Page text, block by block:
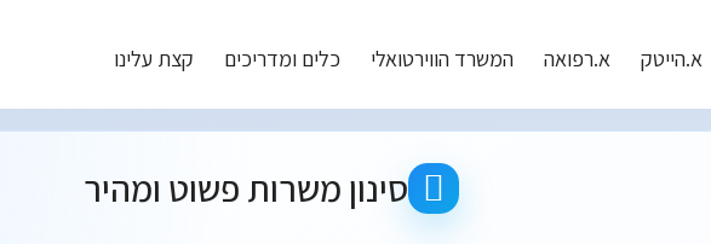
א.הייטק א.רפואה המשרד הווירטואלי כלים ומדריכים קצת עלינו
תוצאות חיפוש משרות עבור - אזורים: מרכז
סינון משרות פשוט ומהיר